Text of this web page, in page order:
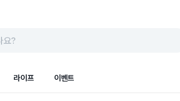
요?
라이프 이벤트